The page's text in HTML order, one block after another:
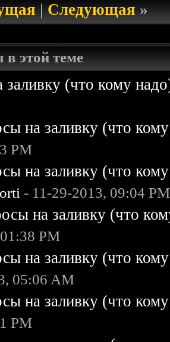
|Следующая»
этой теме
заливку (что кому
на заливку (что
PM
на заливку (что
- 11-29-2013, 09:04 PM
на заливку (что
PM
на заливку (что
05:06 AM
на заливку (что
PM